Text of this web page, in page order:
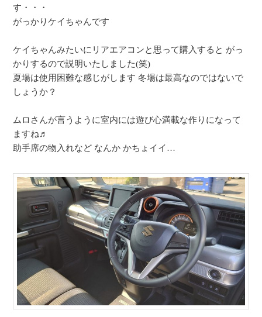
す・・・
がっかりケイちゃんです
ケイちゃんみたいにリアエアコンと思って購入すると がっ
かりするので説明いたしました(笑)
夏場は使用困難な感じがします 冬場は最高なのではないで
しょうか？
ムロさんが言うように室内には遊び心満載な作りになって
ますね♬
助手席の物入れなど なんか かちょイイ…